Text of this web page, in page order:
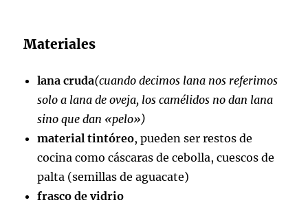
Materiales
lana cruda(cuando decimos lana nos referimos
solo a lana de oveja, los camélidos no dan lana
sino que dan «pelo»)
material tintóreo, pueden ser restos de
cocina como cáscaras de cebolla, cuescos de
palta (semillas de aguacate)
frasco de vidrio